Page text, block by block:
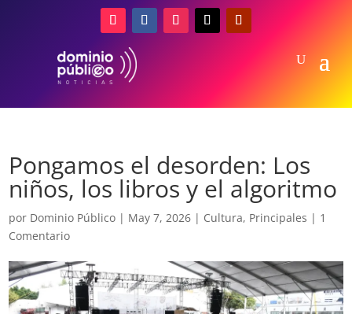
Pongamos el desorden: Los
niños, los libros y el algoritmo
por Dominio Público | May 7, 2026 | Cultura, Principales | 1
Comentario